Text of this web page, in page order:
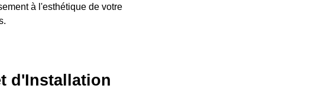
à l'esthétique de votre
d'Installation